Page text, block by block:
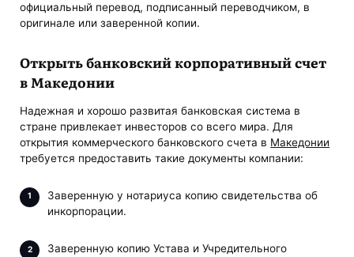
официальный перевод, подписанный переводчиком, в
оригинале или заверенной копии.
Открыть банковский корпоративный счет
в Македонии
Надежная и хорошо развитая банковская система в
стране привлекает инвесторов со всего мира. Для
открытия коммерческого банковского счета в Македонии
требуется предоставить такие документы компании:
Заверенную у нотариуса копию свидетельства об
инкорпорации.
Заверенную копию Устава и Учредительного